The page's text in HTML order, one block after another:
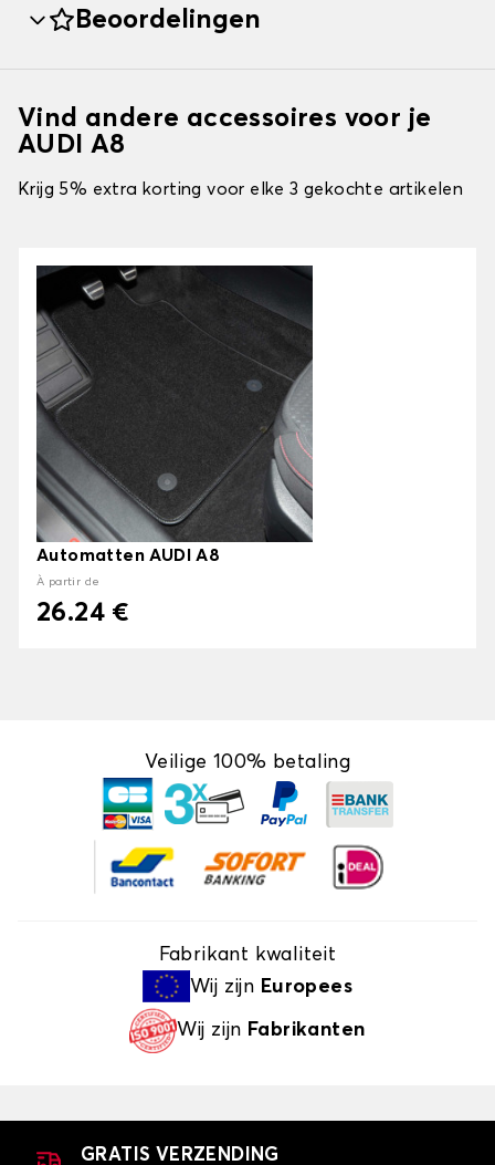
Beoordelingen
Vind andere accessoires voor je
AUDI A8
Krijg 5% extra korting voor elke 3 gekochte artikelen
Automatten AUDI A8
À partir de
26.24 €
Veilige 100% betaling
Fabrikant kwaliteit
Wij zijn Europees
Wij zijn Fabrikanten
GRATIS VERZENDING